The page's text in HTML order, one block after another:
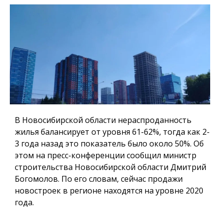
В Новосибирской области нераспроданность
жилья балансирует от уровня 61-62%, тогда как 2-
3 года назад это показатель было около 50%. Об
этом на пресс-конференции сообщил министр
строительства Новосибирской области Дмитрий
Богомолов. По его словам, сейчас продажи
новостроек в регионе находятся на уровне 2020
года.